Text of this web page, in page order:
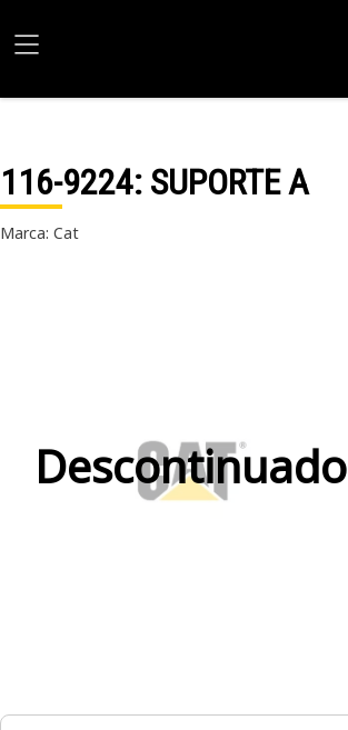
116-9224: SUPORTE A
Marca: Cat
Descontinuado